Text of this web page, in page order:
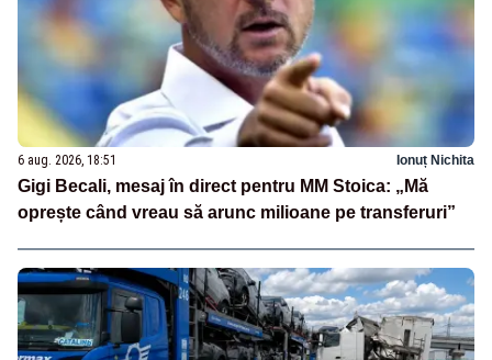
6 aug. 2026, 18:51 Ionuț Nichita
Gigi Becali, mesaj în direct pentru MM Stoica: „Mă
oprește când vreau să arunc milioane pe transferuri”